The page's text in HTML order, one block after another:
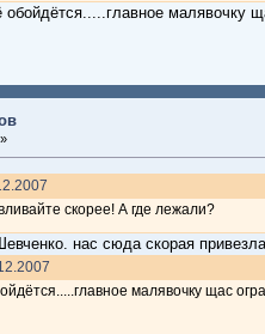
малявочку
скорее! А где лежали?
нас сюда скорая
малявочку щас